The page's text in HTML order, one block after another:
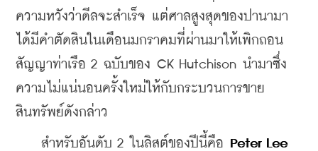
ความหวังว่าดีลจะสำเร็จ แต่ศาลสูงสุดของปานามา
ได้มีคำตัดสินในเดือนมกราคมที่ผ่านมาให้เพิกถอน
สัญญาท่าเรือ 2 ฉบับของ CK Hutchison นำมาซึ่ง
ความไม่แน่นอนครั้งใหม่ให้กับกระบวนการขาย
สินทรัพย์ดังกล่าว
สำหรับอันดับ 2 ในลิสต์ของปีนี้คือ Peter Lee